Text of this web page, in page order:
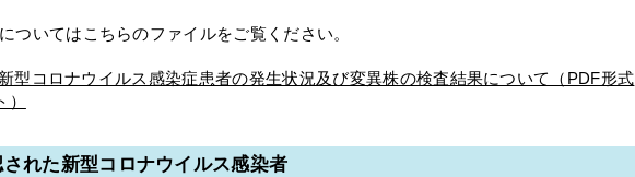
ついてはこちらのファイルをご覧ください。
型コロナウイルス感染症患者の発生状況及び変異株の検査結果について（PDF形式
れた新型コロナウイルス感染者